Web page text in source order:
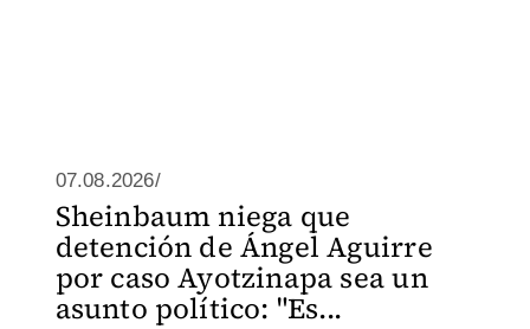
07.08.2026/
Sheinbaum niega que
detención de Ángel Aguirre
por caso Ayotzinapa sea un
asunto político: "Es...